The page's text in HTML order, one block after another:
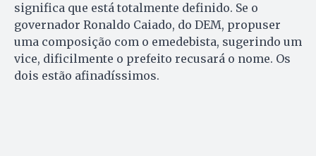
significa que está totalmente definido. Se o
governador Ronaldo Caiado, do DEM, propuser
uma composição com o emedebista, sugerindo um
vice, dificilmente o prefeito recusará o nome. Os
dois estão afinadíssimos.